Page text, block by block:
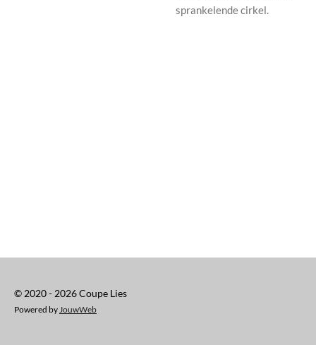
sprankelende cirkel.
© 2020 - 2026 Coupe Lies
Powered by JouwWeb